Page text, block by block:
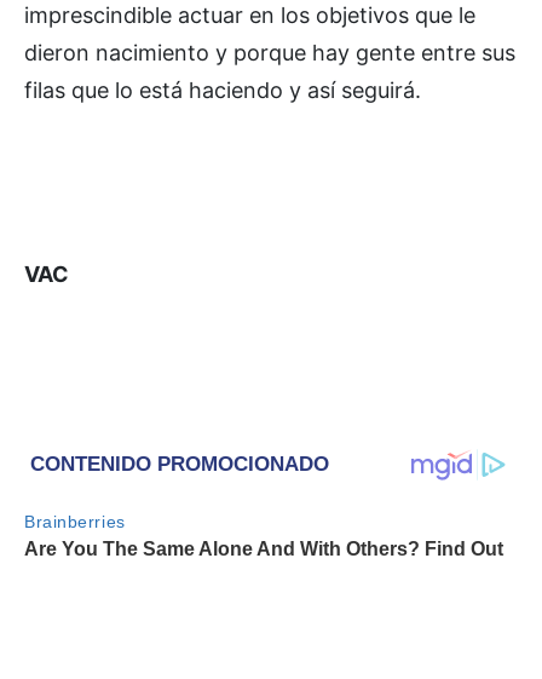
imprescindible actuar en los objetivos que le
dieron nacimiento y porque hay gente entre sus
filas que lo está haciendo y así seguirá.
VAC